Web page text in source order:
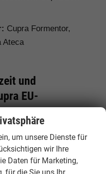
Cupra Formentor,
Ateca
und
EU-
kann die
Herkunftsland vom
Deshalb lohnt
Hamburgcars achtet
um unsere Dienste für
wir Ihre
Daten für Marketing,